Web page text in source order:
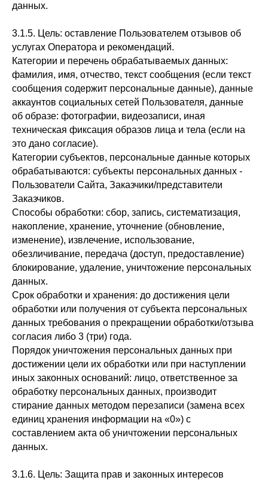
данных.
3.1.5. Цель: оставление Пользователем отзывов об
услугах Оператора и рекомендаций.
Категории и перечень обрабатываемых данных:
фамилия, имя, отчество, текст сообщения (если текст
сообщения содержит персональные данные), данные
аккаунтов социальных сетей Пользователя, данные
об образе: фотографии, видеозаписи, иная
техническая фиксация образов лица и тела (если на
это дано согласие).
Категории субъектов, персональные данные которых
обрабатываются: субъекты персональных данных -
Пользователи Сайта, Заказчики/представители
Заказчиков.
Способы обработки: сбор, запись, систематизация,
накопление, хранение, уточнение (обновление,
изменение), извлечение, использование,
обезличивание, передача (доступ, предоставление)
блокирование, удаление, уничтожение персональных
данных.
Срок обработки и хранения: до достижения цели
обработки или получения от субъекта персональных
данных требования о прекращении обработки/отзыва
согласия либо 3 (три) года.
Порядок уничтожения персональных данных при
достижении цели их обработки или при наступлении
иных законных оснований: лицо, ответственное за
обработку персональных данных, производит
стирание данных методом перезаписи (замена всех
единиц хранения информации на «0») с
составлением акта об уничтожении персональных
данных.
3.1.6. Цель: Защита прав и законных интересов